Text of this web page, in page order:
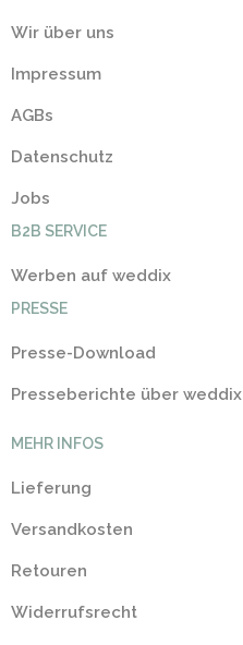
Wir über uns
Impressum
AGBs
Datenschutz
Jobs
B2B SERVICE
Werben auf weddix
PRESSE
Presse-Download
Presseberichte über weddix
MEHR INFOS
Lieferung
Versandkosten
Retouren
Widerrufsrecht